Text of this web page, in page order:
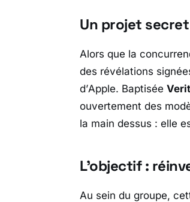
Un projet
Alors que la
des révélations
d’Apple. Baptisée
ouvertement des
la main dessus : elle
L’objectif :
Au sein du groupe,